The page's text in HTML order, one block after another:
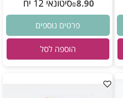
₪8.90 סיטונאי 12 יח
פרטים נוספים
הוספה לסל